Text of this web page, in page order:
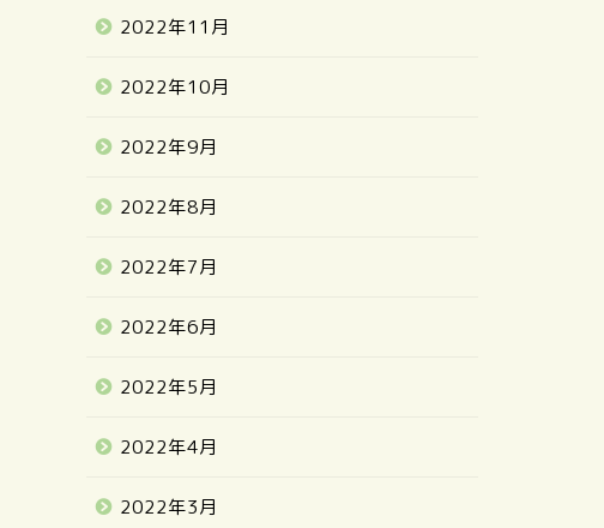
2022年11月
2022年10月
2022年9月
2022年8月
2022年7月
2022年6月
2022年5月
2022年4月
2022年3月